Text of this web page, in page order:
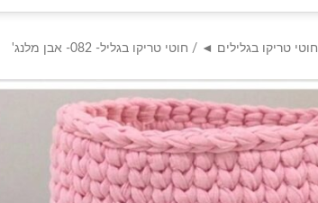
חוטי טריקו בגלילים ◄ / חוטי טריקו בגליל- 082- אבן מלנג'